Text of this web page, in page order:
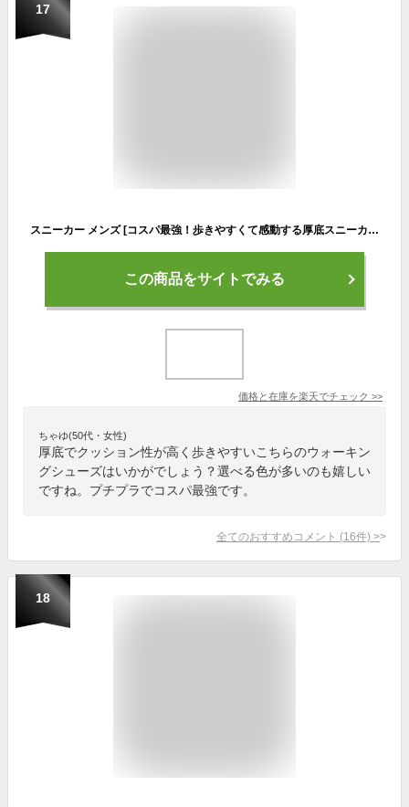
17
スニーカー メンズ [コスパ最強！歩きやすくて感動する厚底スニーカー] 靴 シューズ ウォーキングシューズ ランニングシューズ 厚底 通勤 通学 散歩 ウォーキング ランニング トレーニング アウトドア キャンプ 人気 おしゃれ ランキング 黒 白 LAD WEATHER ラドウェザー
この商品をサイトでみる
価格と在庫を楽天でチェック >>
ちゃゆ(50代・女性)
厚底でクッション性が高く歩きやすいこちらのウォーキン
グシューズはいかがでしょう？選べる色が多いのも嬉しい
ですね。プチプラでコスパ最強です。
全てのおすすめコメント (16件) >
18